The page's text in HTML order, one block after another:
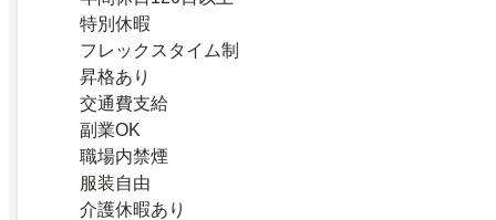
特別休暇
フレックスタイム制
昇格あり
交通費支給
副業OK
職場内禁煙
服装自由
介護休暇あり